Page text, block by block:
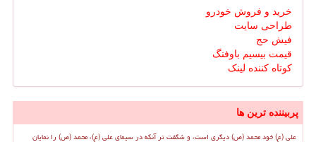
خرید و فروش خودرو
طراحی سایت
فیش حج
قیمت بیسیم باوفنگ
کوتاه کننده لینک
پربیننده ترین ها
علی (ع) خود محمد (ص) دیگری است، و شگفت تر آنکه در سیمای علی (ع)، محمد (ص) را نمایان